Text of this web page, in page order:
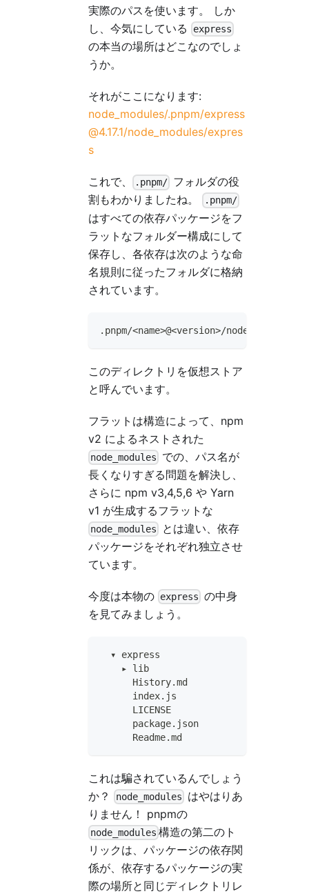
実際のパスを使います。 しか
し、今気にしている
express
の本当の場所はどこなのでしょ
うか。
それがここになります:
node_modules/.pnpm/express
@4.17.1/node_modules/expres
s
これで、 .pnpm/ フォルダの役
割もわかりましたね。
.pnpm/
はすべての依存パッケージをフ
ラットなフォルダー構成にして
保存し、各依存は次のような命
名規則に従ったフォルダに格納
されています。
.pnpm/<name>@<version>/node_modules/
このディレクトリを仮想ストア
と呼んでいます。
フラットは構造によって、npm
v2 によるネストされた
node_modules
での、パス名が
長くなりすぎる問題を解決し、
さらに npm v3,4,5,6 や Yarn
v1 が生成するフラットな
node_modules
とは違い、依存
パッケージをそれぞれ独立させ
ています。
今度は本物の express の中身
を見てみましょう。
  ▾ express
    ▸ lib
      History.md
      index.js
      LICENSE
      package.json
      Readme.md
これは騙されているんでしょう
か？
node_modules
はやはりあ
りません！ pnpmの
node_modules 構造の第二のト
リックは、パッケージの依存関
係が、依存するパッケージの実
際の場所と同じディレクトリレ